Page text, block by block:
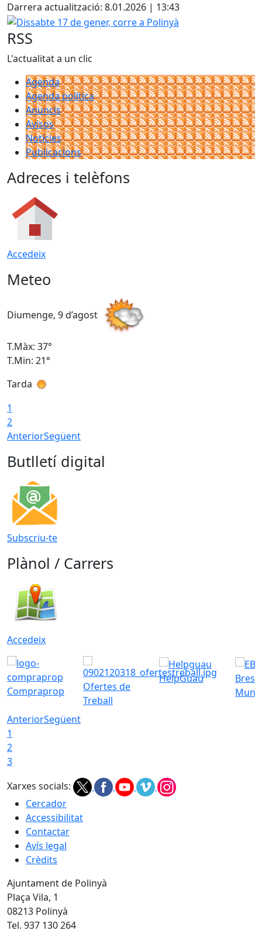
Darrera actualització: 8.01.2026 | 13:43
Dissabte 17 de gener, corre a Polinyà
RSS
L'actualitat a un clic
Agenda
Agenda política
Anuncis
Avisos
Notícies
Publicacions
Adreces i telèfons
Accedeix
Meteo
Diumenge, 9 d’agost
T.Màx: 37°
T.Min: 21°
Tarda
1
2
AnteriorSegüent
Butlletí digital
Subscriu-te
Plànol / Carrers
Accedeix
Compraprop
Ofertes de
Treball
HelpGuau
AnteriorSegüent
1
2
3
Xarxes socials:
Cercador
Accessibilitat
Contactar
Avís legal
Crèdits
Ajuntament de Polinyà
Plaça Vila, 1
08213 Polinyà
Tel. 937 130 264